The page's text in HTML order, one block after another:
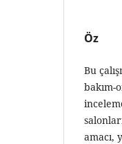
Öz
Bu
bakım-
amacı,